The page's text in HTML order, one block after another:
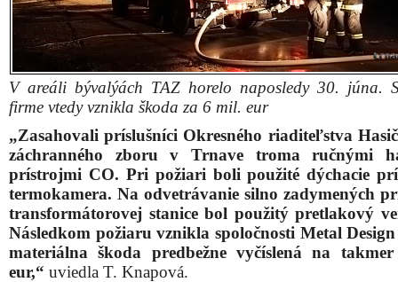
V areáli bývalýách TAZ horelo naposledy 30. júna.
firme vtedy vznikla škoda za 6 mil. eur
„Zasahovali príslušníci Okresného riaditeľstva
záchranného zboru v Trnave troma ručnými
prístrojmi CO. Pri požiari boli použité dýchacie
termokamera. Na odvetrávanie silno zadymených
transformátorovej stanice bol použitý pretlakový
Následkom požiaru vznikla spoločnosti Metal
materiálna škoda predbežne vyčíslená na takmer
eur,“ uviedla T. Knapová.